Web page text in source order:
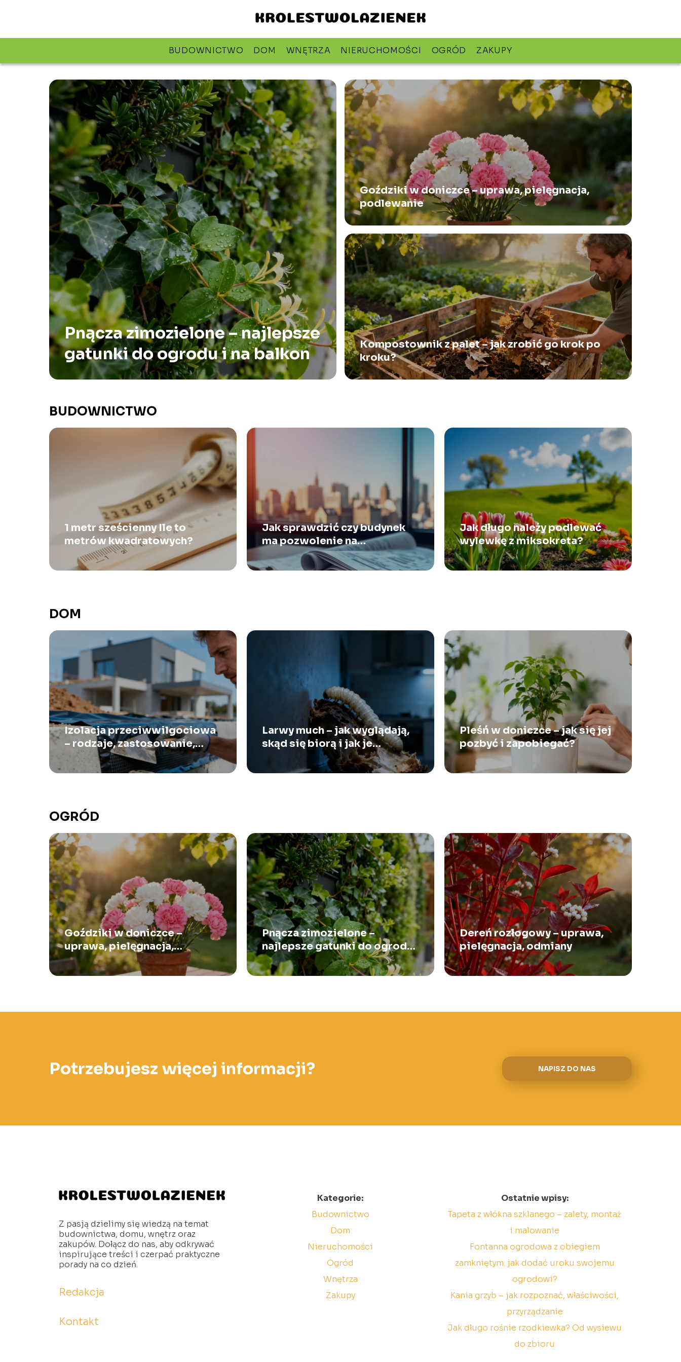
BUDOWNICTWO DOM WNĘTRZA NIERUCHOMOŚCI OGRÓD ZAKUPY
Pnącza zimozielone – najlepsze
gatunki do ogrodu i na balkon
Goździki w doniczce – uprawa, pielęgnacja,
podlewanie
Kompostownik z palet – jak zrobić go krok po
kroku?
BUDOWNICTWO
1 metr sześcienny Ile to
metrów kwadratowych?
Jak sprawdzić czy budynek
ma pozwolenie na
użytkowanie?
Jak długo należy podlewać
wylewkę z miksokreta?
DOM
Izolacja przeciwwilgociowa
– rodzaje, zastosowanie,
montaż
Larwy much – jak wyglądają,
skąd się biorą i jak je
Pleśń w doniczce – jak się jej
pozbyć i zapobiegać?
OGRÓD
Goździki w doniczce –
uprawa, pielęgnacja,
podlewanie
Pnącza zimozielone –
najlepsze gatunki do ogrodu
i na balkon
Dereń rozłogowy – uprawa,
pielęgnacja, odmiany
Potrzebujesz więcej informacji? NAPISZ DO NAS
Z pasją dzielimy się wiedzą na temat
budownictwa, domu, wnętrz oraz
zakupów. Dołącz do nas, aby odkrywać
inspirujące treści i czerpać praktyczne
porady na co dzień.
Redakcja
Kontakt
Kategorie:
Budownictwo
Dom
Nieruchomości
Ogród
Wnętrza
Zakupy
Ostatnie wpisy:
Tapeta z włókna szklanego – zalety, montaż
i malowanie
Fontanna ogrodowa z obiegiem
zamkniętym: jak dodać uroku swojemu
ogrodowi?
Kania grzyb – jak rozpoznać, właściwości,
przyrządzanie
Jak długo rośnie rzodkiewka? Od wysiewu
do zbioru